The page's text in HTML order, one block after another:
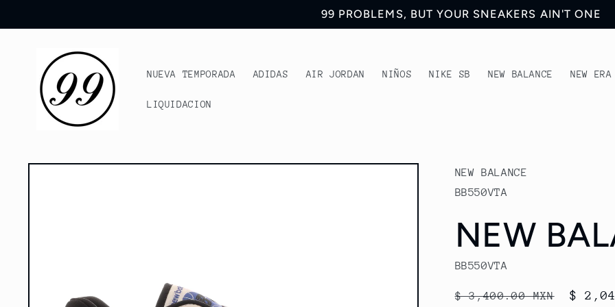
al contenido
99 PROBLEMS, BUT YOUR SNEAKERS AIN'T ONE
NUEVA TEMPORADA ADIDAS AIR JORDAN NIÑOS NIKE SB NEW BALANCE NEW ERA
LIQUIDACION
directamente
NEW BALANCE
BB550VTA
NEW
BB550VTA
Precio
$ 3,400.00 MXN $